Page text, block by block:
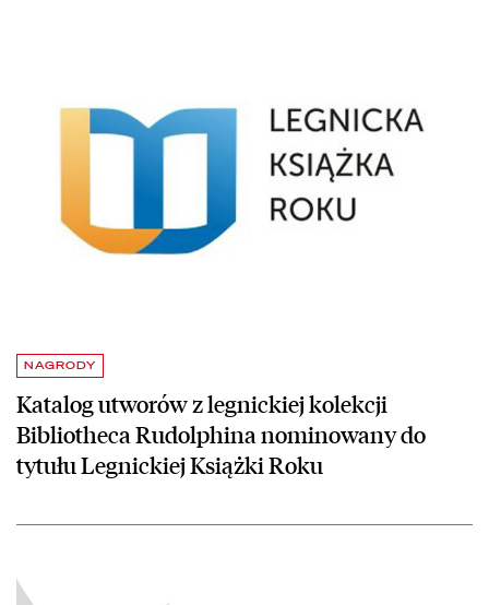
NAGRODY
Katalog utworów z legnickiej kolekcji
Bibliotheca Rudolphina nominowany do
tytułu Legnickiej Książki Roku
czytaj więcej o Europeana.eu nagrodzona